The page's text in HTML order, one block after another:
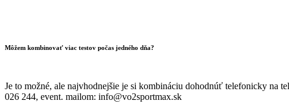
Môžem kombinovať viac testov počas jedného dňa?
Je to možné, ale najvhodnejšie je si kombináciu dohodnúť telefonicky na
026 244, event. mailom: info@vo2sportmax.sk